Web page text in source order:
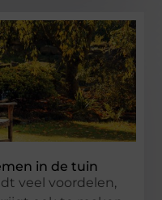
in de tuin
veel voordelen,